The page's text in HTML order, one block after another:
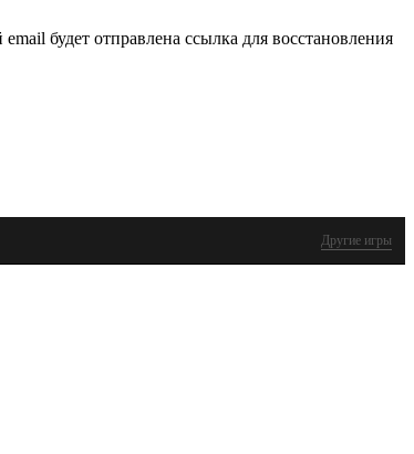
будет отправлена ссылка для восстановления
Другие игры